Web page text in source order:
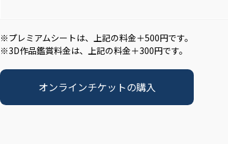
※プレミアムシートは、上記の料金＋500円です。
※3D作品鑑賞料金は、上記の料金＋300円です。
オンラインチケットの購入